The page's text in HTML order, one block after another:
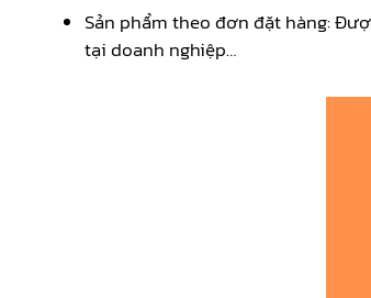
Sản phẩm theo đơn đặt hàng:
tại doanh nghiệp…